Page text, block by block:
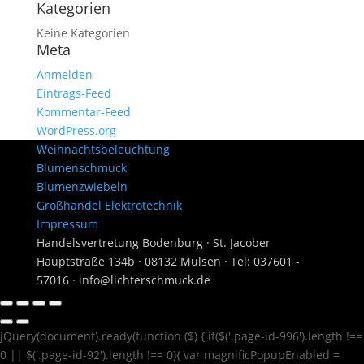
Kategorien
Keine Kategorien
Meta
Anmelden
Eintrags-Feed
Kommentar-Feed
WordPress.org
Weihnachtsbeleuchtung
Blumenschmuck
Blumenzwiebeln
Großhandel Elektrotechnik
Impressum
Handelsvertretung Bodenburg · St. Jacober
Hauptstraße 134b · 08132 Mülsen · Tel: 037601 -
57016 · info@lichterschmuck.de
jQuery(document).ready(function ($) { if($('.page-id-996').length !==
0 || $('.page-id-92').length !== 0){ var magnificPopupEnabled =